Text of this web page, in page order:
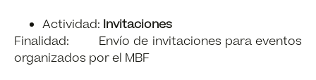
Actividad: Invitaciones
Finalidad: Envío de invitaciones para eventos
organizados por el MBF